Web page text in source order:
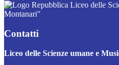
Liceo delle
Montanari"
Contatti
Liceo delle Scienze umane e